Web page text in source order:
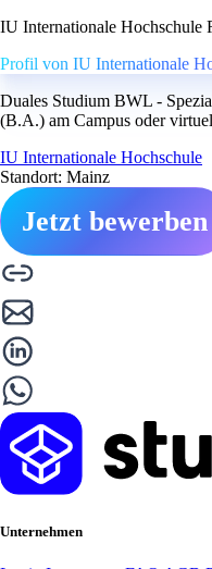
IU Internationale Hochschule
Profil von IU Internationale
Duales Studium BWL -
(B.A.) am Campus oder
IU Internationale Hochschule
Standort: Mainz
Jetzt bewerben
Unternehmen